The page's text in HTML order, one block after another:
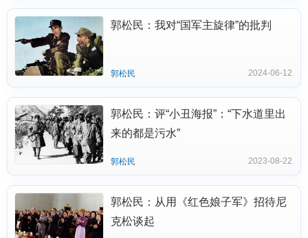
郭松民：我对“国军主旋律”的批判
郭松民 2024-06-12
郭松民：评“小丑海报”：“下水道里出
来的都是污水”
郭松民 2023-08-22
郭松民：从用《红色娘子军》招待尼
克松谈起